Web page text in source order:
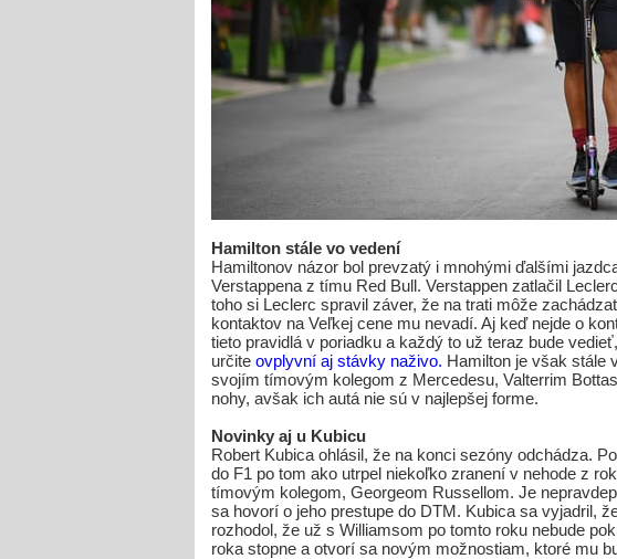
Hamilton stále vo vedení
Hamiltonov názor bol prevzatý i mnohými ďalšími
Verstappena z tímu Red Bull. Verstappen zatlačil
toho si Leclerc spravil záver, že na trati môže
kontaktov na Veľkej cene mu nevadí. Aj keď nejde o
tieto pravidlá v poriadku a každý to už teraz bude
určite ovplyvní aj stávky naživo. Hamilton je však stále
svojím tímovým kolegom z Mercedesu, Valterrim
nohy, avšak ich autá nie sú v najlepšej forme.
Novinky aj u Kubicu
Robert Kubica ohlásil, že na konci sezóny odchádza.
do F1 po tom ako utrpel niekoľko zranení v nehode z
tímovým kolegom, Georgeom Russellom. Je
sa hovorí o jeho prestupe do DTM. Kubica sa vyjadril,
rozhodol, že už s Williamsom po tomto roku nebude
roka stopne a otvorí sa novým možnostiam, ktoré mu